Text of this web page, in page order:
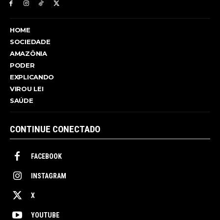
HOME
SOCIEDADE
AMAZÔNIA
PODER
EXPLICANDO
VIROU LEI
SAÚDE
CONTINUE CONECTADO
FACEBOOK
INSTAGRAM
X
YOUTUBE